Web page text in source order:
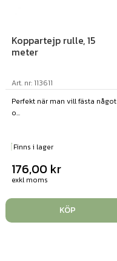
Koppartejp rulle, 15
meter
Art. nr: 113611
Perfekt när man vill fästa något
o...
Finns i lager
176,00 kr
exkl moms
KÖP